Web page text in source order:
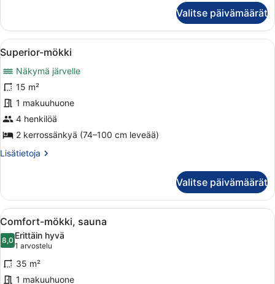
Valitse päivämäärät
Avaa
kaikki
huonetyypin
Superior-
mökki
kuvat
Pieni mökki, jossa on kuisti ja
13
Superior-mökki
Näkymä järvelle
15 m²
1 makuuhuone
4 henkilöä
2 kerrossänkyä (74–100 cm leveää)
Lisätietoja
Lisätietoja
Valitse päivämäärät
Avaa
kaikki
huonetyypin
Comfort-
mökki,
Kodikas olohuone, jossa on
11
Comfort-mökki, sauna
8,08,0 kautta 10
Erittäin hyvä
1 arvostelu
(1
arvostelu)
35 m²
1 makuuhuone